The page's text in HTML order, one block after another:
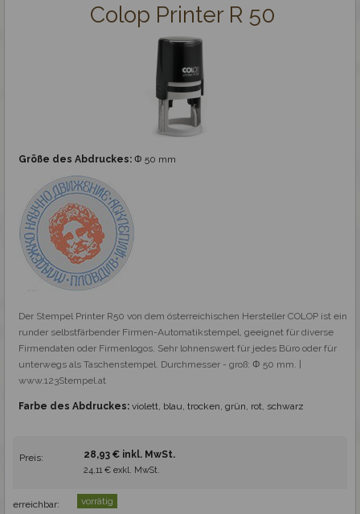
Colop Printer R 50
Größe des Abdruckes: Φ 50 mm
Der Stempel Printer R50 von dem österreichischen Hersteller COLOP ist ein
runder selbstfärbender Firmen-Automatikstempel, geeignet für diverse
Firmendaten oder Firmenlogos. Sehr lohnenswert für jedes Büro oder für
unterwegs als Taschenstempel. Durchmesser - groß: Φ 50 mm. |
www.123Stempel.at
Farbe des Abdruckes: violett, blau, trocken, grün, rot, schwarz
Preis: 28,93 € inkl. MwSt.
24,11 € exkl. MwSt.
erreichbar: vorrätig